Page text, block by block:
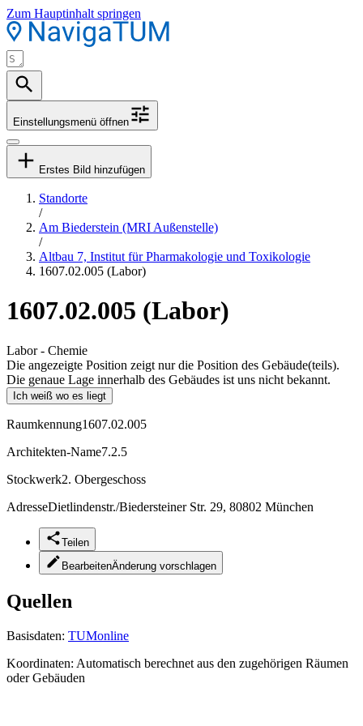
Zum Hauptinhalt springen
Einstellungsmenü öffnen
Erstes Bild hinzufügen
Standorte
/
Am Biederstein (MRI Außenstelle)
/
Altbau 7, Institut für Pharmakologie und Toxikologie
1607.02.005 (Labor)
1607.02.005 (Labor)
Labor - Chemie
Die angezeigte Position zeigt nur die Position des Gebäude(teils).
Die genaue Lage innerhalb des Gebäudes ist uns nicht bekannt.
Ich weiß wo es liegt
Raumkennung1607.02.005
Architekten-Name7.2.5
Stockwerk2. Obergeschoss
AdresseDietlindenstr./Biedersteiner Str. 29, 80802 München
Teilen
BearbeitenÄnderung vorschlagen
Quellen
Basisdaten: TUMonline
Koordinaten: Automatisch berechnet aus den zugehörigen Räumen
oder Gebäuden